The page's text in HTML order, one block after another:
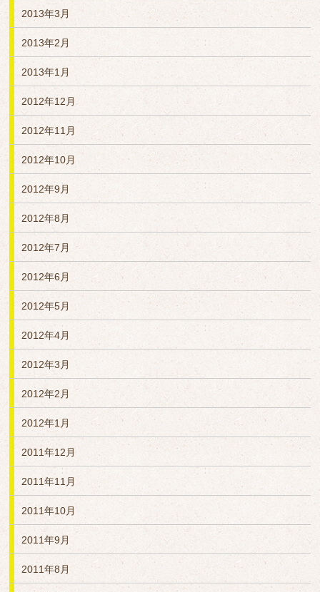
2013年3月
2013年2月
2013年1月
2012年12月
2012年11月
2012年10月
2012年9月
2012年8月
2012年7月
2012年6月
2012年5月
2012年4月
2012年3月
2012年2月
2012年1月
2011年12月
2011年11月
2011年10月
2011年9月
2011年8月